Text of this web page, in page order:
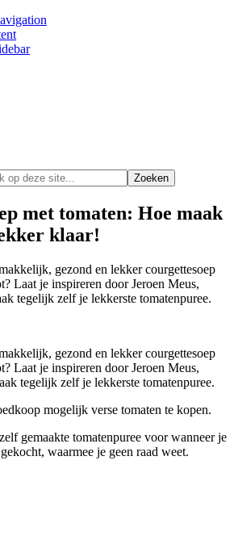
met tomaten: Hoe maak
klaar!
gezond en lekker courgettesoep
Laat je inspireren door Jeroen Meus,
tegelijk zelf je lekkerste tomatenpuree.
gezond en lekker courgettesoep
Laat je inspireren door Jeroen Meus,
tegelijk zelf je lekkerste tomatenpuree.
mogelijk verse tomaten te kopen.
gemaakte tomatenpuree voor wanneer je
waarmee je geen raad weet.